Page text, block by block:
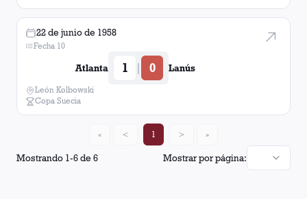
22 de junio de 1958
Fecha 10
Atlanta 1 | 0 Lanús
León Kolbowski
Copa Suecia
Mostrando 1-6de6 Mostrar por página:
« < 1 > »